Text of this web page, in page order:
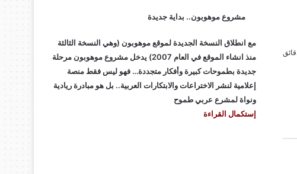
مشروع موهوبون.. بداية جديدة
مع انطلاق النسخة الجديدة لموقع موهوبون (وهي النسخة الثالثة
منذ انشاء الموقع في العام 2007) يدخل مشروع موهوبون مرحلة
جديدة بطموحات كبيرة وأفكار متجددة… فهو ليس فقط منصة
إعلامية لنشر الاختراعات والابتكارات العربية.. بل هو مبادرة ريادية
ونواة لمشرع عربي طموح
إستكمال القراءة